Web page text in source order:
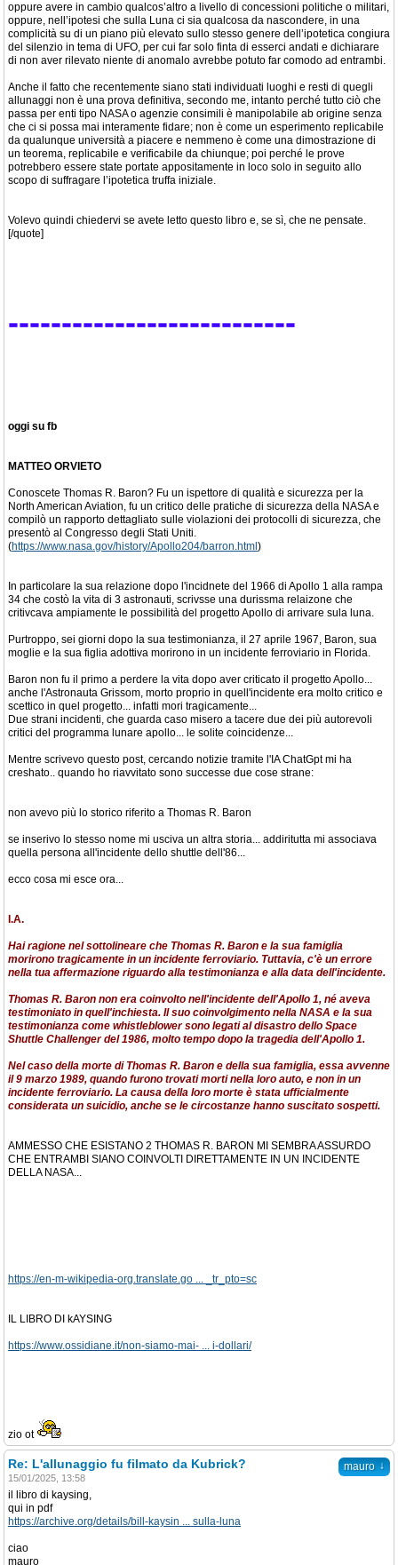
oppure avere in cambio qualcos’altro a livello di concessioni politiche o militari,
oppure, nell’ipotesi che sulla Luna ci sia qualcosa da nascondere, in una
complicità su di un piano più elevato sullo stesso genere dell’ipotetica congiura
del silenzio in tema di UFO, per cui far solo finta di esserci andati e dichiarare
di non aver rilevato niente di anomalo avrebbe potuto far comodo ad entrambi.
Anche il fatto che recentemente siano stati individuati luoghi e resti di quegli
allunaggi non è una prova definitiva, secondo me, intanto perché tutto ciò che
passa per enti tipo NASA o agenzie consimili è manipolabile ab origine senza
che ci si possa mai interamente fidare; non è come un esperimento replicabile
da qualunque università a piacere e nemmeno è come una dimostrazione di
un teorema, replicabile e verificabile da chiunque; poi perché le prove
potrebbero essere state portate appositamente in loco solo in seguito allo
scopo di suffragare l’ipotetica truffa iniziale.
Volevo quindi chiedervi se avete letto questo libro e, se sì, che ne pensate.
[/quote]
---------------------------
oggi su fb
MATTEO ORVIETO
Conoscete Thomas R. Baron? Fu un ispettore di qualità e sicurezza per la
North American Aviation, fu un critico delle pratiche di sicurezza della NASA e
compilò un rapporto dettagliato sulle violazioni dei protocolli di sicurezza, che
presentò al Congresso degli Stati Uniti.
(https://www.nasa.gov/history/Apollo204/barron.html )
In particolare la sua relazione dopo l'incidnete del 1966 di Apollo 1 alla rampa
34 che costò la vita di 3 astronauti, scrivsse una durissma relaizone che
critivcava ampiamente le possibilità del progetto Apollo di arrivare sula luna.
Purtroppo, sei giorni dopo la sua testimonianza, il 27 aprile 1967, Baron, sua
moglie e la sua figlia adottiva morirono in un incidente ferroviario in Florida.
Baron non fu il primo a perdere la vita dopo aver criticato il progetto Apollo...
anche l'Astronauta Grissom, morto proprio in quell'incidente era molto critico e
scettico in quel progetto... infatti mori tragicamente...
Due strani incidenti, che guarda caso misero a tacere due dei più autorevoli
critici del programma lunare apollo... le solite coincidenze...
Mentre scrivevo questo post, cercando notizie tramite l'IA ChatGpt mi ha
creshato.. quando ho riavvitato sono successe due cose strane:
non avevo più lo storico riferito a Thomas R. Baron
se inserivo lo stesso nome mi usciva un altra storia... addiritutta mi associava
quella persona all'incidente dello shuttle dell'86...
ecco cosa mi esce ora...
I.A.
Hai ragione nel sottolineare che Thomas R. Baron e la sua famiglia
morirono tragicamente in un incidente ferroviario. Tuttavia, c'è un errore
nella tua affermazione riguardo alla testimonianza e alla data dell'incidente.
Thomas R. Baron non era coinvolto nell'incidente dell'Apollo 1, né aveva
testimoniato in quell'inchiesta. Il suo coinvolgimento nella NASA e la sua
testimonianza come whistleblower sono legati al disastro dello Space
Shuttle Challenger del 1986, molto tempo dopo la tragedia dell'Apollo 1.
Nel caso della morte di Thomas R. Baron e della sua famiglia, essa avvenne
il 9 marzo 1989, quando furono trovati morti nella loro auto, e non in un
incidente ferroviario. La causa della loro morte è stata ufficialmente
considerata un suicidio, anche se le circostanze hanno suscitato sospetti.
AMMESSO CHE ESISTANO 2 THOMAS R. BARON MI SEMBRA ASSURDO
CHE ENTRAMBI SIANO COINVOLTI DIRETTAMENTE IN UN INCIDENTE
DELLA NASA...
https://en-m-wikipedia-org.translate.go ... _tr_pto=sc
IL LIBRO DI kAYSING
https://www.ossidiane.it/non-siamo-mai- ... i-dollari/
zio ot
mauro ↓
Re: L'allunaggio fu filmato da Kubrick?
15/01/2025, 13:58
il libro di kaysing,
qui in pdf
https://archive.org/details/bill-kaysin ... sulla-luna
ciao
mauro